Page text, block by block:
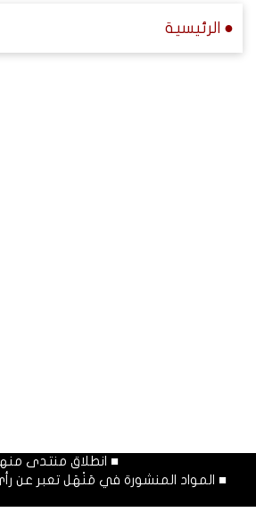
● الرئيسية
■ انطلاق منتدى منهل الثقافة
■ المواد المنشورة في مَنْهَل تعبر عن